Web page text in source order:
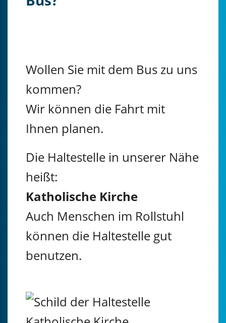
Wollen Sie mit dem Bus zu uns
kommen?
Wir können die Fahrt mit
Ihnen planen.
Die Haltestelle in unserer Nähe
heißt:
Katholische Kirche
Auch Menschen im Rollstuhl
können die Haltestelle gut
benutzen.